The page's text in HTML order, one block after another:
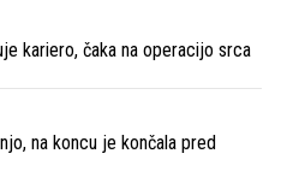
kariero, čaka na operacijo srca
na koncu je končala pred